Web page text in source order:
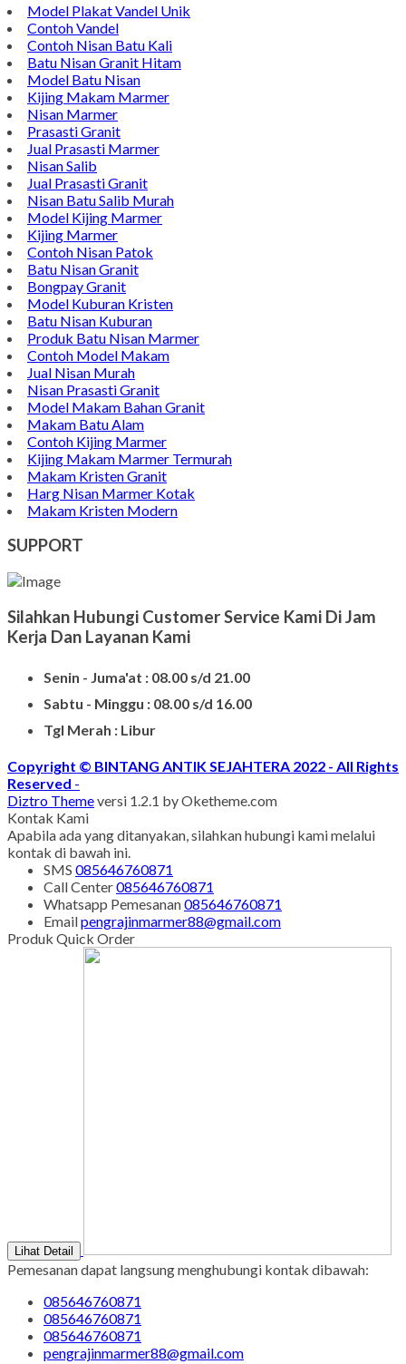
Model Plakat Vandel Unik
Contoh Vandel
Contoh Nisan Batu Kali
Batu Nisan Granit Hitam
Model Batu Nisan
Kijing Makam Marmer
Nisan Marmer
Prasasti Granit
Jual Prasasti Marmer
Nisan Salib
Jual Prasasti Granit
Nisan Batu Salib Murah
Model Kijing Marmer
Kijing Marmer
Contoh Nisan Patok
Batu Nisan Granit
Bongpay Granit
Model Kuburan Kristen
Batu Nisan Kuburan
Produk Batu Nisan Marmer
Contoh Model Makam
Jual Nisan Murah
Nisan Prasasti Granit
Model Makam Bahan Granit
Makam Batu Alam
Contoh Kijing Marmer
Kijing Makam Marmer Termurah
Makam Kristen Granit
Harg Nisan Marmer Kotak
Makam Kristen Modern
SUPPORT
Silahkan Hubungi Customer Service Kami Di Jam
Kerja Dan Layanan Kami
Senin - Juma'at : 08.00 s/d 21.00
Sabtu - Minggu : 08.00 s/d 16.00
Tgl Merah : Libur
Copyright © BINTANG ANTIK SEJAHTERA 2022 - All Rights
Reserved -
Diztro Themeversi 1.2.1 by Oketheme.com
Kontak Kami
Apabila ada yang ditanyakan, silahkan hubungi kami melalui
kontak di bawah ini.
SMS 085646760871
Call Center085646760871
Whatsapp Pemesanan085646760871
Emailpengrajinmarmer88@gmail.com
Produk Quick Order
Lihat Detail
Pemesanan dapat langsung menghubungi kontak dibawah:
085646760871
085646760871
085646760871
pengrajinmarmer88@gmail.com